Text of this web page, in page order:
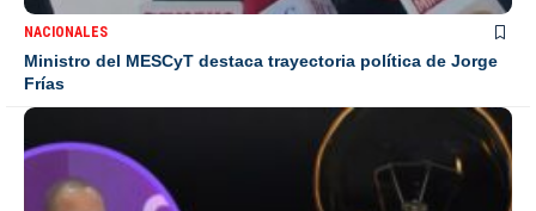
NACIONALES
Ministro del MESCyT destaca trayectoria política de Jorge
Frías